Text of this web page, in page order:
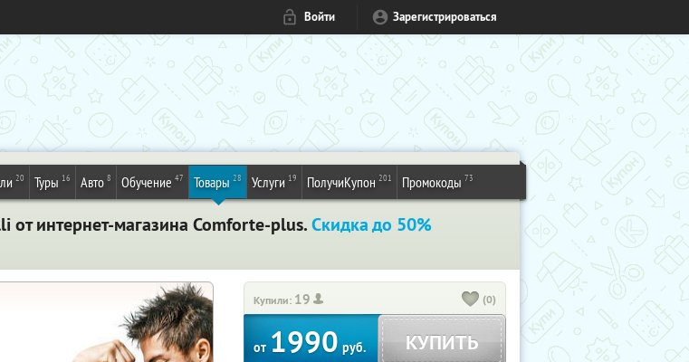
Войти Зарегистрироваться
20 Туры 16 Авто 8 Обучение 47 Товары 28 Услуги 19 ПолучиКупон 201 Промокоды 73
интернет-магазина Comforte-plus.Скидка до 50%
Купили: 19 (0)
от 1990 руб. КУПИТЬ